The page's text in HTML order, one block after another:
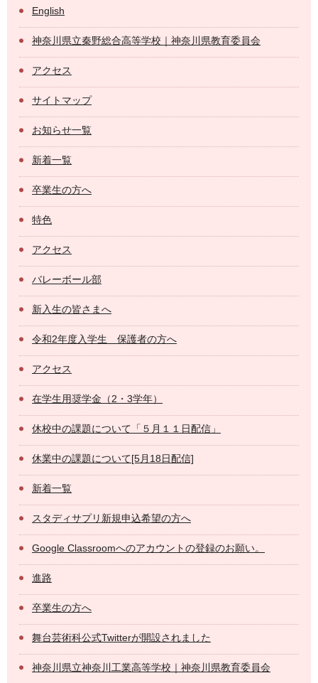
English
神奈川県立秦野総合高等学校｜神奈川県教育委員会
アクセス
サイトマップ
お知らせ一覧
新着一覧
卒業生の方へ
特色
アクセス
バレーボール部
新入生の皆さまへ
令和2年度入学生 保護者の方へ
アクセス
在学生用奨学金（2・3学年）
休校中の課題について「５月１１日配信」
休業中の課題について[5月18日配信]
新着一覧
スタディサプリ新規申込希望の方へ
Google Classroomへのアカウントの登録のお願い。
進路
卒業生の方へ
舞台芸術科公式Twitterが開設されました
神奈川県立神奈川工業高等学校｜神奈川県教育委員会